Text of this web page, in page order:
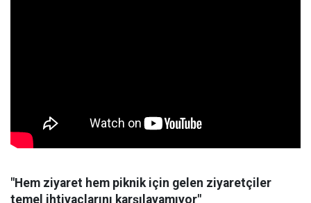
"Hem ziyaret hem piknik için gelen ziyaretçiler
temel ihtiyaçlarını karşılayamıyor"